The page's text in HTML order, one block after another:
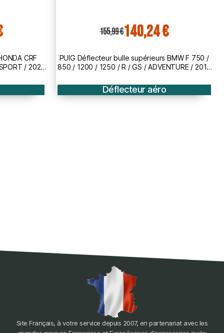
F 750 /
/ 2013
148,99 €133,94 €
PUIG Déflecteur bulle supérieurs KTM 1090
ADVENTURE / 1290 / R / T / 2017 2020 ref 9623
Déflecteur aéro
Site Français, à votre service depuis 2007, en partenariat avec les